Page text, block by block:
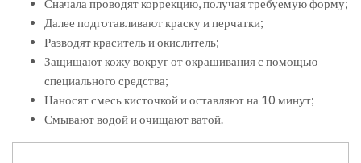
Сначала проводят коррекцию, получая требуемую форму;
Далее подготавливают краску и перчатки;
Разводят краситель и окислитель;
Защищают кожу вокруг от окрашивания с помощью
специального средства;
Наносят смесь кисточкой и оставляют на 10 минут;
Смывают водой и очищают ватой.